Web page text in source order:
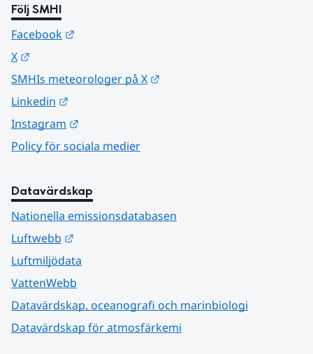
Följ SMHI
Facebook
X
SMHIs meteorologer på X
Linkedin
Instagram
Policy för sociala medier
Datavärdskap
Nationella emissionsdatabasen
Luftwebb
Luftmiljödata
VattenWebb
Datavärdskap, oceanografi och marinbiologi
Datavärdskap för atmosfärkemi